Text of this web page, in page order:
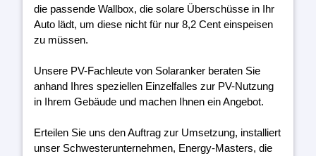
die passende Wallbox, die solare Überschüsse in Ihr
Auto lädt, um diese nicht für nur 8,2 Cent einspeisen
zu müssen.
Unsere PV-Fachleute von Solaranker beraten Sie
anhand Ihres speziellen Einzelfalles zur PV-Nutzung
in Ihrem Gebäude und machen Ihnen ein Angebot.
Erteilen Sie uns den Auftrag zur Umsetzung, installiert
unser Schwesterunternehmen, Energy-Masters, die